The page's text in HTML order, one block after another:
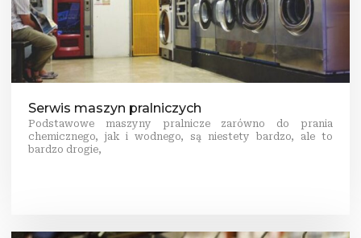
Serwis maszyn pralniczych
Podstawowe maszyny pralnicze zarówno do prania
chemicznego, jak i wodnego, są niestety bardzo, ale to
bardzo drogie,